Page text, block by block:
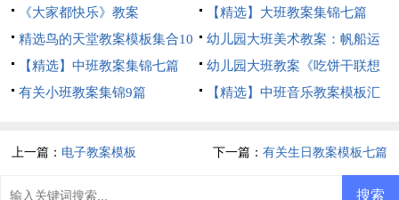
《大家都快乐》教案
【精选】大班教案集锦七篇
精选鸟的天堂教案模板集合10
篇
幼儿园大班美术教案：帆船运
动
【精选】中班教案集锦七篇
幼儿园大班教案《吃饼干联想
画》含反思
有关小班教案集锦9篇
【精选】中班音乐教案模板汇
上一篇： 电子教案模板 下一篇： 有关生日教案模板七篇